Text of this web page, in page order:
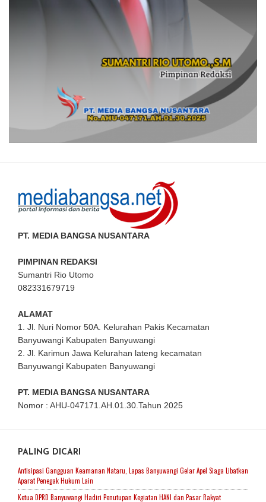
PT. MEDIA BANGSA NUSANTARA
PIMPINAN REDAKSI
Sumantri Rio Utomo
082331679719
ALAMAT
1. Jl. Nuri Nomor 50A. Kelurahan Pakis Kecamatan
Banyuwangi Kabupaten Banyuwangi
2. Jl. Karimun Jawa Kelurahan lateng kecamatan
Banyuwangi Kabupaten Banyuwangi
PT. MEDIA BANGSA NUSANTARA
Nomor : AHU-047171.AH.01.30.Tahun 2025
PALING DICARI
Antisipasi Gangguan Keamanan Nataru, Lapas Banyuwangi Gelar Apel Siaga Libatkan
Aparat Penegak Hukum Lain
Ketua DPRD Banyuwangi Hadiri Penutupan Kegiatan HANI dan Pasar Rakyat